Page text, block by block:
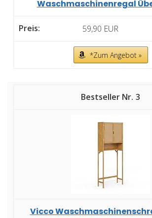
Waschmaschinenregal
59,90 EUR
*Zum Angebot »
3
Vicco